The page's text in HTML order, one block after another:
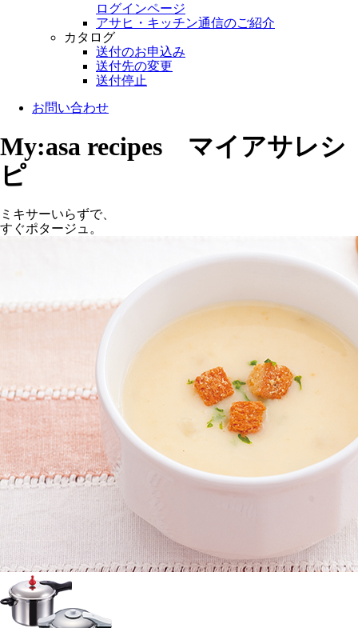
ログインページ
アサヒ・キッチン通信のご紹介
カタログ
送付のお申込み
送付先の変更
送付停止
お問い合わせ
My:asa recipes マイアサレシ
ピ
ミキサーいらずで、
すぐポタージュ。